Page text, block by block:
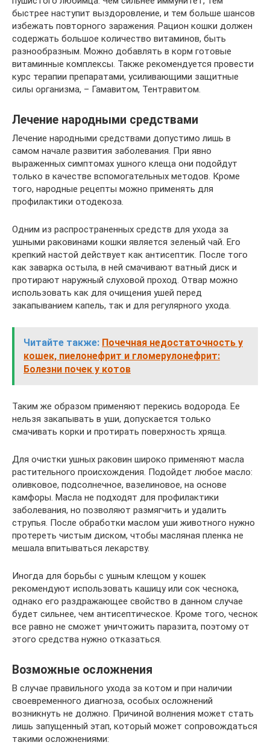
быстрее наступит выздоровление, и тем больше шансов
избежать повторного заражения. Рацион кошки должен
содержать большое количество витаминов, быть
разнообразным. Можно добавлять в корм готовые
витаминные комплексы. Также рекомендуется провести
курс терапии препаратами, усиливающими защитные
силы организма, – Гамавитом, Тентравитом.
Лечение народными средствами
Лечение народными средствами допустимо лишь в
самом начале развития заболевания. При явно
выраженных симптомах ушного клеща они подойдут
только в качестве вспомогательных методов. Кроме
того, народные рецепты можно применять для
профилактики отодекоза.
Одним из распространенных средств для ухода за
ушными раковинами кошки является зеленый чай. Его
крепкий настой действует как антисептик. После того
как заварка остыла, в ней смачивают ватный диск и
протирают наружный слуховой проход. Отвар можно
использовать как для очищения ушей перед
закапыванием капель, так и для регулярного ухода.
Читайте также: Почечная недостаточность у
кошек, пиелонефрит и гломерулонефрит:
Болезни почек у котов
Таким же образом применяют перекись водорода. Ее
нельзя закапывать в уши, допускается только
смачивать корки и протирать поверхность хряща.
Для очистки ушных раковин широко применяют масла
растительного происхождения. Подойдет любое масло:
оливковое, подсолнечное, вазелиновое, на основе
камфоры. Масла не подходят для профилактики
заболевания, но позволяют размягчить и удалить
струпья. После обработки маслом уши животного нужно
протереть чистым диском, чтобы масляная пленка не
мешала впитываться лекарству.
Иногда для борьбы с ушным клещом у кошек
рекомендуют использовать кашицу или сок чеснока,
однако его раздражающее свойство в данном случае
будет сильнее, чем антисептическое. Кроме того, чеснок
все равно не сможет уничтожить паразита, поэтому от
этого средства нужно отказаться.
Возможные осложнения
В случае правильного ухода за котом и при наличии
своевременного диагноза, особых осложнений
возникнуть не должно. Причиной волнения может стать
лишь запущенный этап, который может сопровождаться
такими осложнениями: